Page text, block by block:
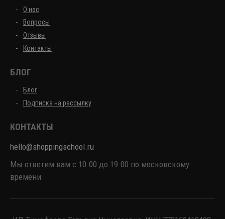
О нас
Вопросы
Отзывы
Контакты
БЛОГ
Блог
Подписка на рассылку
КОНТАКТЫ
hello@shoppingschool.ru
Мы ответим вам с 10.00 до 19.00 по московскому
времени